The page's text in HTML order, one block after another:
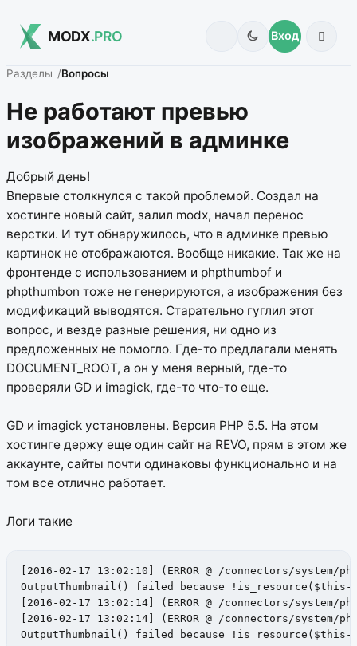
MODX.PRO Вход
Разделы Вопросы
Не работают превью
изображений в админке
Добрый день!
Впервые столкнулся с такой проблемой. Создал на
хостинге новый сайт, залил modx, начал перенос
верстки. И тут обнаружилось, что в админке превью
картинок не отображаются. Вообще никакие. Так же на
фронтенде с использованием и phpthumbof и
phpthumbon тоже не генерируются, а изображения без
модификаций выводятся. Старательно гуглил этот
вопрос, и везде разные решения, ни одно из
предложенных не помогло. Где-то предлагали менять
DOCUMENT_ROOT, а он у меня верный, где-то
проверяли GD и imagick, где-то что-то еще.
GD и imagick установлены. Версия PHP 5.5. На этом
хостинге держу еще один сайт на REVO, прям в этом же
аккаунте, сайты почти одинаковы функционально и на
том все отлично работает.
Логи такие
[2016-02-17 13:02:10] (ERROR @ /connectors/
OutputThumbnail() failed because
[2016-02-17 13:02:14] (ERROR @ /connectors/system/
[2016-02-17 13:02:14] (ERROR @ /connectors/
OutputThumbnail() failed because